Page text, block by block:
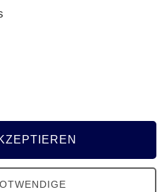
gefunden
zu finden.